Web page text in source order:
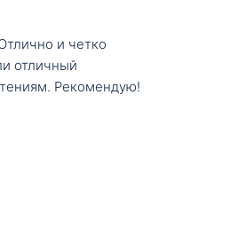
и четко
отличный
Рекомендую!